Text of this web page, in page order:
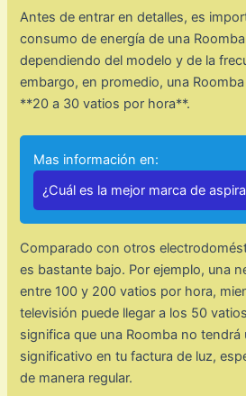
Antes de entrar en detalles, es
consumo de energía de una
dependiendo del modelo y de la
embargo, en promedio, una
**20 a 30 vatios por hora**.
Mas información en:
¿Cuál es la mejor marca de
Comparado con otros
es bastante bajo. Por ejemplo, una
entre 100 y 200 vatios por hora,
televisión puede llegar a los 50
significa que una Roomba no tendrá
significativo en tu factura de luz,
de manera regular.